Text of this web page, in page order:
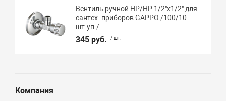
Вентиль ручной НР/НР 1/2"х1/2" для
сантех. приборов GAPPO /100/10
шт.уп./
345 руб. / шт.
Компания